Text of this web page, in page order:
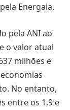
Energaia.
pela ANI ao
o valor atual
milhões e
No entanto,
entre os 1,9 e